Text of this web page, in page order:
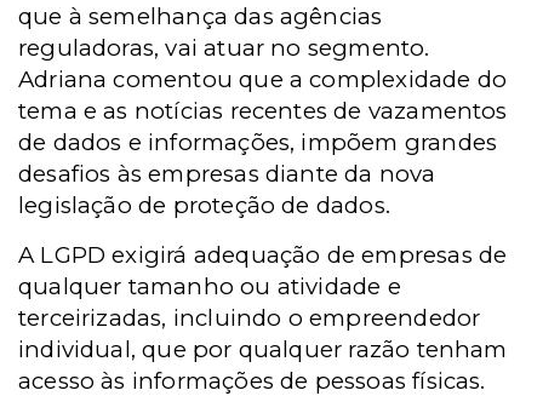
que à semelhança das agências
reguladoras, vai atuar no segmento.
Adriana comentou que a complexidade do
tema e as notícias recentes de vazamentos
de dados e informações, impõem grandes
desafios às empresas diante da nova
legislação de proteção de dados.
A LGPD exigirá adequação de empresas de
qualquer tamanho ou atividade e
terceirizadas, incluindo o empreendedor
individual, que por qualquer razão tenham
acesso às informações de pessoas físicas.